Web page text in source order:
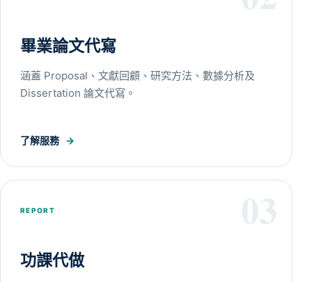
畢業論文代寫
涵蓋 Proposal、文獻回顧、研究方法、數據分析及
Dissertation 論文代寫。
了解服務 →
REPORT
功課代做